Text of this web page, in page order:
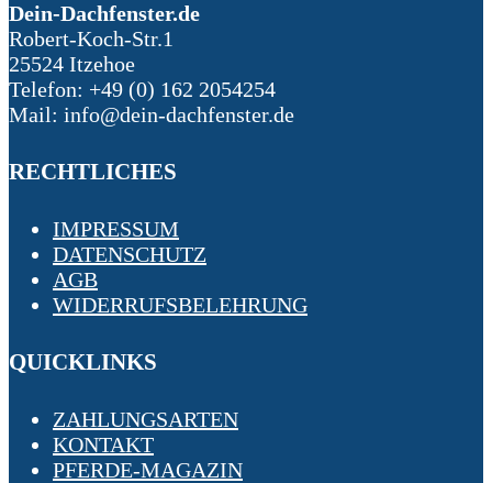
Dein-Dachfenster.de
Robert-Koch-Str.1
25524 Itzehoe
Telefon: +49 (0) 162 2054254
Mail: info@dein-dachfenster.de
RECHTLICHES
IMPRESSUM
DATENSCHUTZ
AGB
WIDERRUFSBELEHRUNG
QUICKLINKS
ZAHLUNGSARTEN
KONTAKT
PFERDE-MAGAZIN